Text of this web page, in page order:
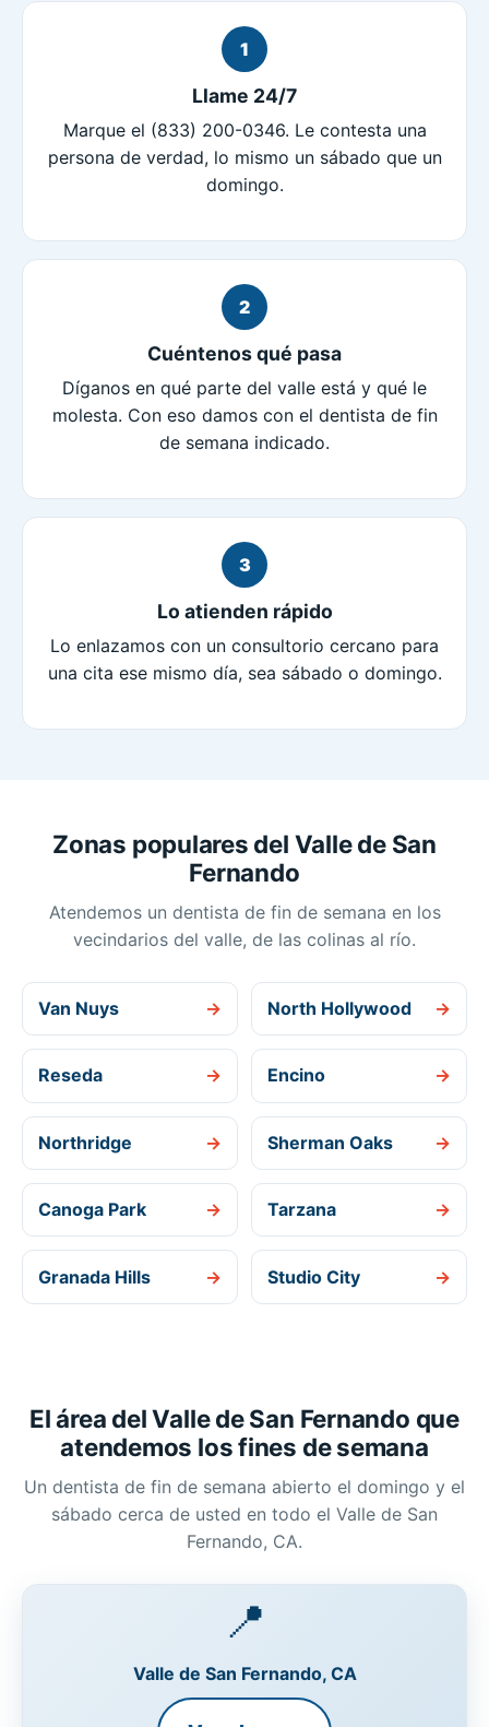
1
Llame 24/7
Marque el (833) 200-0346. Le contesta una
persona de verdad, lo mismo un sábado que un
domingo.
2
Cuéntenos qué pasa
Díganos en qué parte del valle está y qué le
molesta. Con eso damos con el dentista de fin
de semana indicado.
3
Lo atienden rápido
Lo enlazamos con un consultorio cercano para
una cita ese mismo día, sea sábado o domingo.
Zonas populares del Valle de San
Fernando
Atendemos un dentista de fin de semana en los
vecindarios del valle, de las colinas al río.
Van Nuys → North Hollywood →
Reseda → Encino →
Northridge → Sherman Oaks →
Canoga Park → Tarzana →
Granada Hills → Studio City →
El área del Valle de San Fernando que
atendemos los fines de semana
Un dentista de fin de semana abierto el domingo y el
sábado cerca de usted en todo el Valle de San
Fernando, CA.
📍
Valle de San Fernando, CA